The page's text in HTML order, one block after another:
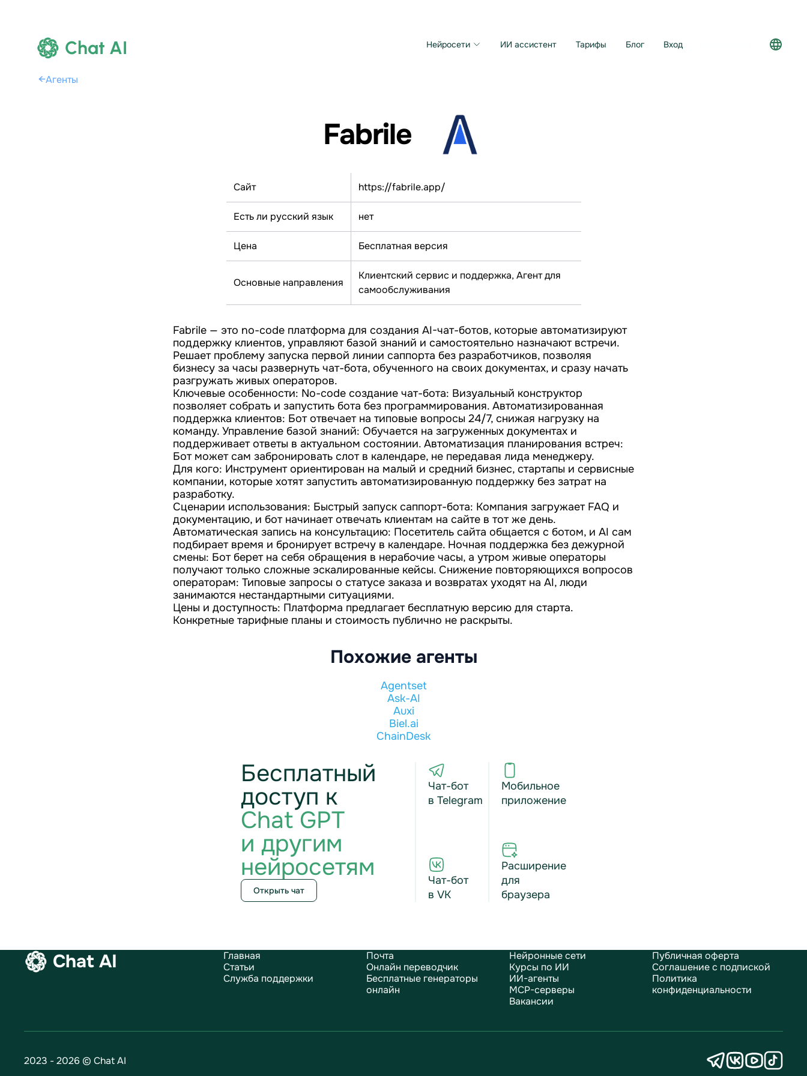
Chat AI Нейросети ИИ ассистент Тарифы Блог Вход
←Агенты
Fabrile
Сайт https://fabrile.app/
Есть ли русский язык нет
Цена Бесплатная версия
Основные направления
Клиентский сервис и поддержка, Агент для
самообслуживания
Fabrile — это no-code платформа для создания AI-чат-ботов, которые автоматизируют
поддержку клиентов, управляют базой знаний и самостоятельно назначают встречи.
Решает проблему запуска первой линии саппорта без разработчиков, позволяя
бизнесу за часы развернуть чат-бота, обученного на своих документах, и сразу начать
разгружать живых операторов.
Ключевые особенности: No-code создание чат-бота: Визуальный конструктор
позволяет собрать и запустить бота без программирования. Автоматизированная
поддержка клиентов: Бот отвечает на типовые вопросы 24/7, снижая нагрузку на
команду. Управление базой знаний: Обучается на загруженных документах и
поддерживает ответы в актуальном состоянии. Автоматизация планирования встреч:
Бот может сам забронировать слот в календаре, не передавая лида менеджеру.
Для кого: Инструмент ориентирован на малый и средний бизнес, стартапы и сервисные
компании, которые хотят запустить автоматизированную поддержку без затрат на
разработку.
Сценарии использования: Быстрый запуск саппорт-бота: Компания загружает FAQ и
документацию, и бот начинает отвечать клиентам на сайте в тот же день.
Автоматическая запись на консультацию: Посетитель сайта общается с ботом, и AI сам
подбирает время и бронирует встречу в календаре. Ночная поддержка без дежурной
смены: Бот берет на себя обращения в нерабочие часы, а утром живые операторы
получают только сложные эскалированные кейсы. Снижение повторяющихся вопросов
операторам: Типовые запросы о статусе заказа и возвратах уходят на AI, люди
занимаются нестандартными ситуациями.
Цены и доступность: Платформа предлагает бесплатную версию для старта.
Конкретные тарифные планы и стоимость публично не раскрыты.
Похожие агенты
Agentset
Ask-AI
Auxi
Biel.ai
ChainDesk
Бесплатный
доступ к
Chat GPT
и другим
нейросетям
Открыть чат
Чат-бот
в Telegram
Чат-бот
в VK
Мобильное
приложение
Расширение
для
браузера
Chat AI
Главная
Статьи
Служба поддержки
Почта
Онлайн переводчик
Бесплатные генераторы
онлайн
Нейронные сети
Курсы по ИИ
ИИ-агенты
MCP-серверы
Вакансии
Публичная оферта
Соглашение с подпиской
Политика
конфиденциальности
2023 - 2026 © Chat AI